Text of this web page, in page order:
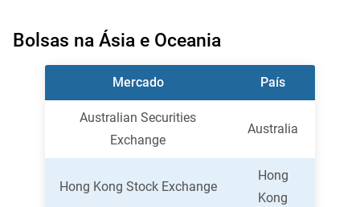
Bolsas na Ásia e Oceania
Mercado País
Australian Securities
Exchange
Australia
Hong Kong Stock Exchange
Hong
Kong